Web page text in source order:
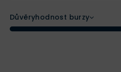
Důvěryhodnost burzy